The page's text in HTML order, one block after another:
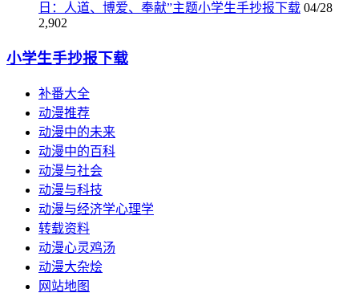
日：人道、博爱、奉献”主题小学生手抄报下载 04/28
2,902
小学生手抄报下载
补番大全
动漫推荐
动漫中的未来
动漫中的百科
动漫与社会
动漫与科技
动漫与经济学心理学
转载资料
动漫心灵鸡汤
动漫大杂烩
网站地图